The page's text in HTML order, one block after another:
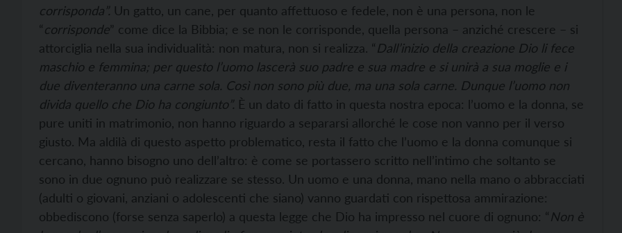
corrisponda”. Un gatto, un cane, per quanto affettuoso e fedele, non è una persona, non le
“corrisponde” come dice la Bibbia; e se non le corrisponde, quella persona – anziché crescere – si
attorciglia nella sua individualità: non matura, non si realizza. “Dall’inizio della creazione Dio li fece
maschio e femmina; per questo l’uomo lascerà suo padre e sua madre e si unirà a sua moglie e i
due diventeranno una carne sola. Così non sono più due, ma una sola carne. Dunque l’uomo non
divida quello che Dio ha congiunto”. È un dato di fatto in questa nostra epoca: l’uomo e la donna, se
pure uniti in matrimonio, non hanno riguardo a separarsi allorché le cose non vanno per il verso
giusto. Ma aldilà di questo aspetto problematico, resta il fatto che l’uomo e la donna comunque si
cercano, hanno bisogno uno dell’altro: è come se portassero scritto nell’intimo che soltanto se
sono in due ognuno può realizzare se stesso. Un uomo e una donna, mano nella mano o abbracciati
(adulti o giovani, anziani o adolescenti che siano) vanno guardati con rispettosa ammirazione:
obbediscono (forse senza saperlo) a questa legge che Dio ha impresso nel cuore di ognuno: “Non è